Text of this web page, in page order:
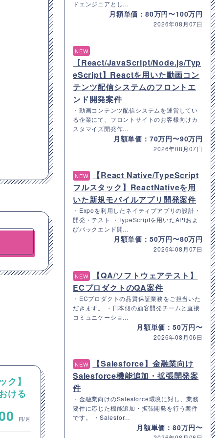
ク】
ける
円/月
【Windowsサーバー】製造業
向け機械システムにおける新
規システム制御用ファイルサ
ーバの導入および移行案件
（Windows Server 2025）
~ 700,000
ドエンジニアとし...
月額単価：80万円〜100万円
2026年08月07日
NEW
【React/JavaScript/Node.js/Typ
eScript】Reactを用いた動画コン
テンツ配信システムのフロントエ
ンド開発案件
・動画コンテンツ配信システムを運営してい
る企業にて、フロントサイトのお客様向けカ
スタマイズ開発作...
月額単価：70万円〜90万円
2026年08月07日
NEW
【React Native/TypeScript
フルスタック】ReactNativeを用
いた新規モバイルアプリ開発案件
・Expoを利用したネイティブアプリの設計・
開発・テスト ・TypeScriptを用いたAPIおよ
びバックエンド開...
月額単価：50万円〜80万円
2026年08月07日
NEW
【QA/ソフトウェアテスト】
ECプロダクトのQA案件
・ECプロダクトの品質保証業務をご担当いた
だきます。 ・日本側の顧客開発チームと直接
コミュニケーショ...
月額単価：50万円〜
2026年08月06日
NEW
【Salesforce】金融業向け
Salesforce機能追加・拡張開発案
件
・金融業向けのSalesforce環境に対し、業務
要件に応じた機能追加・拡張開発を行う案件
です。 ・Salesfor...
月額単価：80万円〜